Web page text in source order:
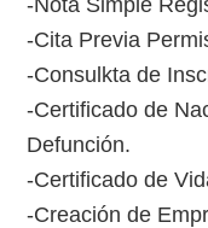
-Nota Simple
-Cita Previa
-Consulkta de
-Certificado de
Defunción.
-Certificado de
-Creación de